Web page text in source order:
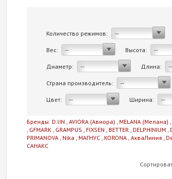
Количество режимов:
--
Вес: -- Высота: --
Диаметр: -- Длина: --
Страна производитель: --
Цвет: -- Ширина: --
Бренды: D.lIN , AVIORA (Авиора) , MELANA (Мелана) ,
, GFMARK , GRAMPUS , FIXSEN , BETTER , DELPHINIUM ,
PRIMANOVA , Nika , МАГНУС , KORONA , АкваЛиния ,
САНАКС